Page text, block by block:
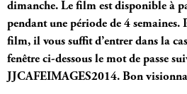
dimanche. Le film est disponible à
pendant une période de 4 semaines.
film, il vous suffit d’entrer dans la
fenêtre ci-dessous le mot de passe
JJCAFEIMAGES2014. Bon